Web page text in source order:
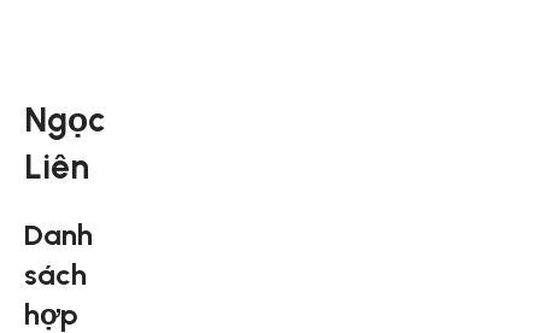
Ngọc
Liên
Danh
sách
hợp